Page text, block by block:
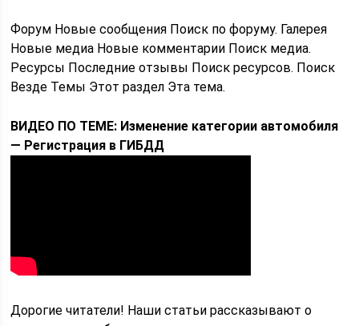
Форум Новые сообщения Поиск по форуму. Галерея
Новые медиа Новые комментарии Поиск медиа.
Ресурсы Последние отзывы Поиск ресурсов. Поиск
Везде Темы Этот раздел Эта тема.
ВИДЕО ПО ТЕМЕ: Изменение категории автомобиля
— Регистрация в ГИБДД
Дорогие читатели! Наши статьи рассказывают о